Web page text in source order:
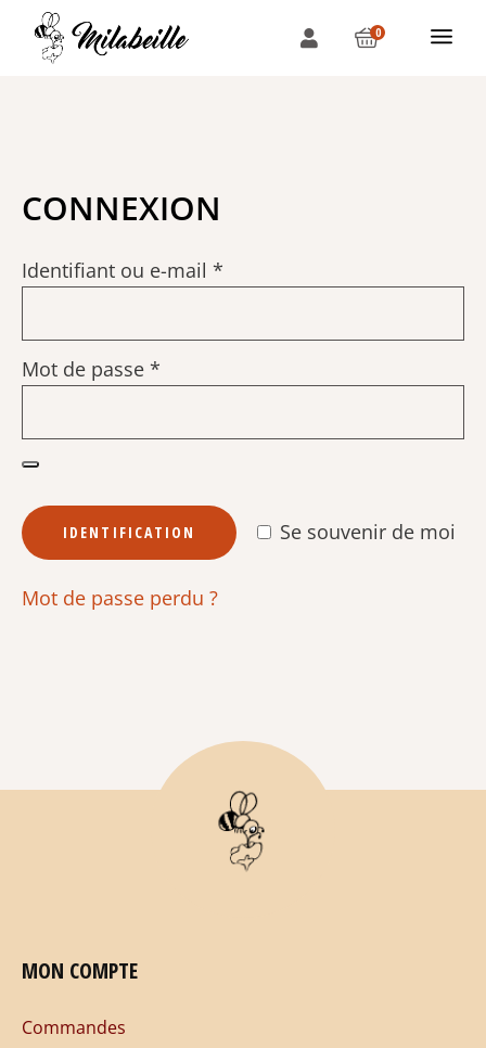
0
CONNEXION
Identifiant ou e-mail *
Mot de passe *
Se souvenir de moi
IDENTIFICATION
Mot de passe perdu ?
MON COMPTE
Commandes